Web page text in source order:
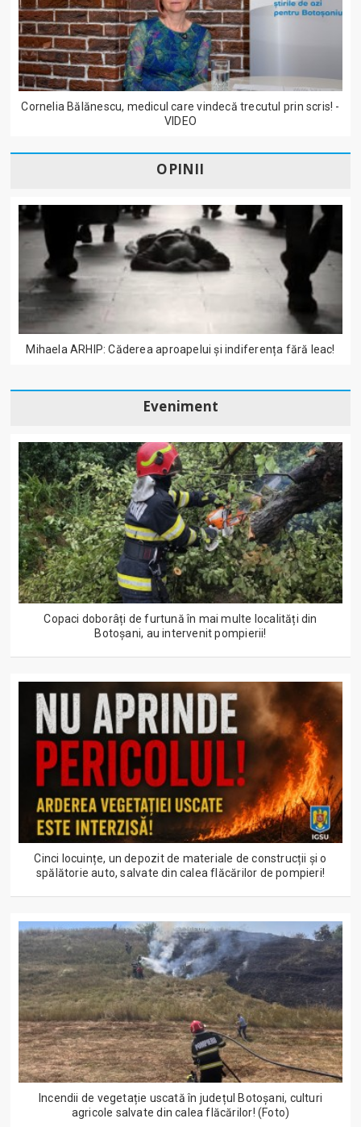
Cornelia Bălănescu, medicul care vindecă trecutul prin scris! -
VIDEO
OPINII
Mihaela ARHIP: Căderea aproapelui și indiferența fără leac!
Eveniment
Copaci doborâți de furtună în mai multe localități din
Botoșani, au intervenit pompierii!
Cinci locuințe, un depozit de materiale de construcții și o
spălătorie auto, salvate din calea flăcărilor de pompieri!
Incendii de vegetație uscată în județul Botoșani, culturi
agricole salvate din calea flăcărilor! (Foto)